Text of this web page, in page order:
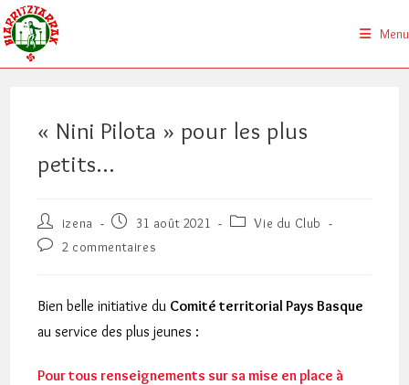
Skip
to
content
Menu
« Nini Pilota » pour les plus
petits…
Auteur/autrice
de
la
izena
Publication
31 août 2021
PostVie du Club
Commentaires
publication :
2 commentaires
Bien belle initiative du Comité territorial Pays Basque
au service des plus jeunes :
Pour tous renseignements sur sa mise en place à